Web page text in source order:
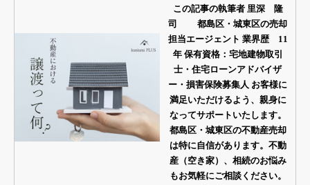
この記事の執筆者 里深 隆
司 都島区・城東区の売却
担当エージェント 業界歴 11
年 保有資格：宅地建物取引
士・住宅ローンアドバイザ
ー・損害保険募集人 お客様に
満足いただけるよう、親身に
なってサポートいたします。
都島区・城東区の不動産売却
は特に自信があります。不動
産（空き家）、相続のお悩み
もお気軽にご相談ください。